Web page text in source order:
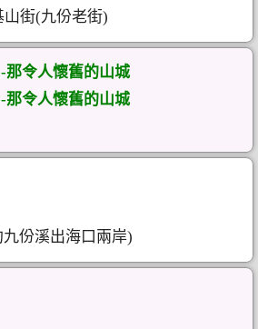
街(九份老街)
那令人懷舊的山城
那令人懷舊的山城
份溪出海口兩岸)